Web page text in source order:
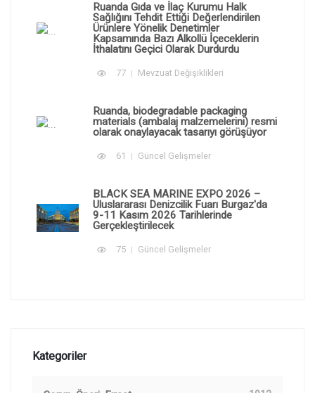
Ruanda Gıda ve İlaç Kurumu Halk
Sağlığını Tehdit Ettiği Değerlendirilen
Ürünlere Yönelik Denetimler
Kapsamında Bazı Alkollü İçeceklerin
İthalatını Geçici Olarak Durdurdu
77 Mevzuat Değişiklikleri
Ruanda, biodegradable packaging
materials (ambalaj malzemelerini) resmi
olarak onaylayacak tasarıyı görüşüyor
61 Güncel Gelişmeler
BLACK SEA MARINE EXPO 2026 –
Uluslararası Denizcilik Fuarı Burgaz'da
9-11 Kasım 2026 Tarihlerinde
Gerçekleştirilecek
75 Güncel Gelişmeler
Kategoriler